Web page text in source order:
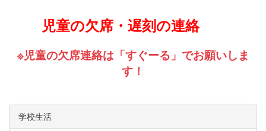
児童の欠席・遅刻の連絡
※児童の欠席連絡は「すぐーる」でお願いしま
す！
学校生活